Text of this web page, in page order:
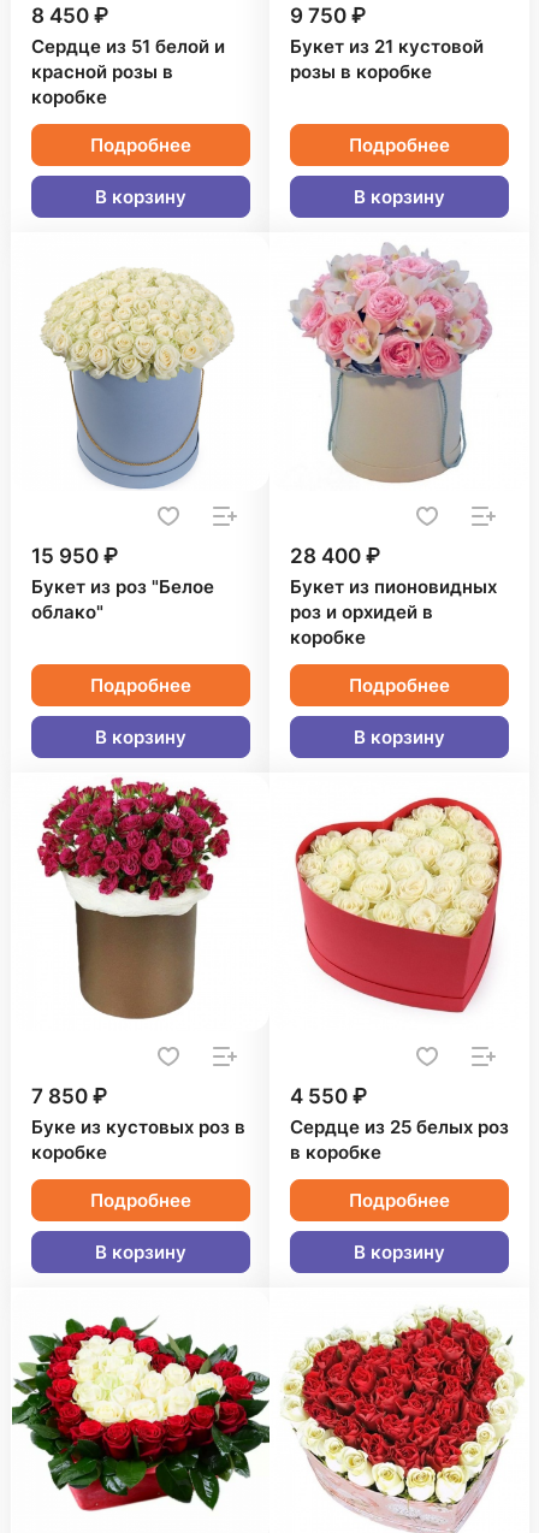
8 450 ₽
Сердце из 51 белой и
красной розы в
коробке
Подробнее
В корзину
9 750 ₽
Букет из 21 кустовой
розы в коробке
Подробнее
В корзину
15 950 ₽
Букет из роз "Белое
облако"
Подробнее
В корзину
28 400 ₽
Букет из пионовидных
роз и орхидей в
коробке
Подробнее
В корзину
7 850 ₽
Буке из кустовых роз в
коробке
Подробнее
В корзину
4 550 ₽
Сердце из 25 белых роз
в коробке
Подробнее
В корзину